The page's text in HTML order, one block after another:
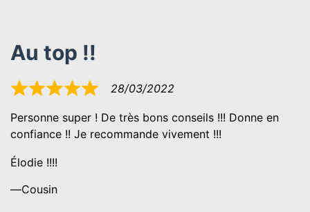
Au top !!
Noté
sur
5
28/03/2022
Personne super ! De très bons conseils !!! Donne en
confiance !! Je recommande vivement !!!
Élodie !!!!
Cousin